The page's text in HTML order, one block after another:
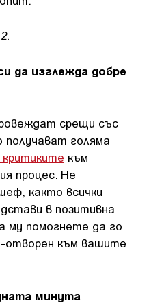
да изглежда добре
срещи със
получават голяма
критиките към
процес. Не
както всички
в позитивна
му помогнете да го
отворен към вашите
минута